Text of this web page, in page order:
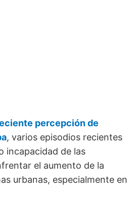
percepción de
, varios episodios recientes
incapacidad de las
el aumento de la
urbanas, especialmente en